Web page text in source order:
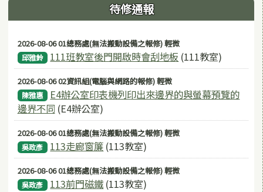
待修通報
2026-08-06 01總務處(無法搬動設備之報修) 輕微
邱雅鈴 111班教室後門開啟時會刮地板 (111教室)
2026-08-06 02資訊組(電腦與網路的報修) 輕微
陳雅惠
E4辦公室印表機列印出來邊界的與螢幕預覽的
邊界不同 (E4辦公室)
2026-08-06 01總務處(無法搬動設備之報修) 輕微
吳政彥 113走廊窗簾 (113教室)
2026-08-06 01總務處(無法搬動設備之報修) 輕微
吳政彥 113前門磁鐵 (113教室)